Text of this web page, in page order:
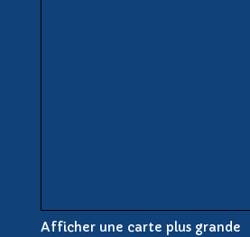
Afficher une carte plus grande